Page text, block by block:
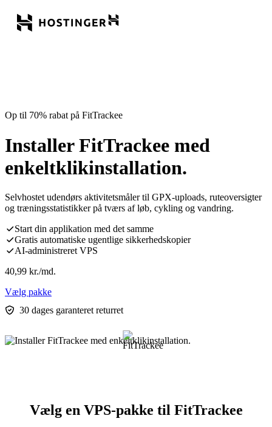
Op til 70% rabat på FitTrackee
Installer FitTrackee med
enkeltklikinstallation.
Selvhostet udendørs aktivitetsmåler til GPX-uploads, ruteoversigter
og træningsstatistikker på tværs af løb, cykling og vandring.
Start din applikation med det samme
Gratis automatiske ugentlige sikkerhedskopier
AI-administreret VPS
40,99 kr./md.
Vælg pakke
30 dages garanteret returret
Vælg en VPS-pakke til FitTrackee